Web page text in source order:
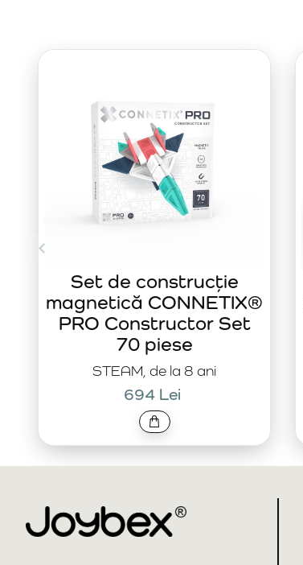
STEAM, de la 8 ani
Set de construcție
magnetică CONNETIX®
PRO Constructor Set
70 piese
694 Lei